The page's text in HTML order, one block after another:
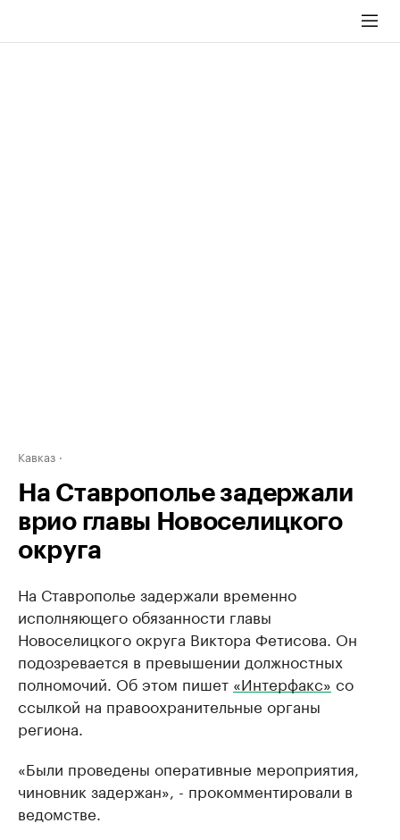
Кавказ
На Ставрополье задержали
врио главы Новоселицкого
округа
На Ставрополье задержали временно
исполняющего обязанности главы
Новоселицкого округа Виктора Фетисова. Он
подозревается в превышении должностных
полномочий. Об этом пишет «Интерфакс» со
ссылкой на правоохранительные органы
региона.
«Были проведены оперативные мероприятия,
чиновник задержан», - прокомментировали в
ведомстве.